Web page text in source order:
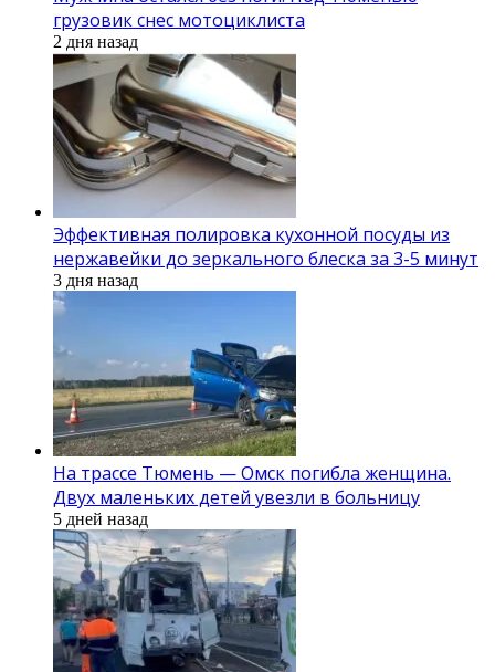
грузовик снес мотоциклиста
2 дня назад
Эффективная полировка кухонной посуды из
нержавейки до зеркального блеска за 3-5 минут
3 дня назад
На трассе Тюмень — Омск погибла женщина.
Двух маленьких детей увезли в больницу
5 дней назад